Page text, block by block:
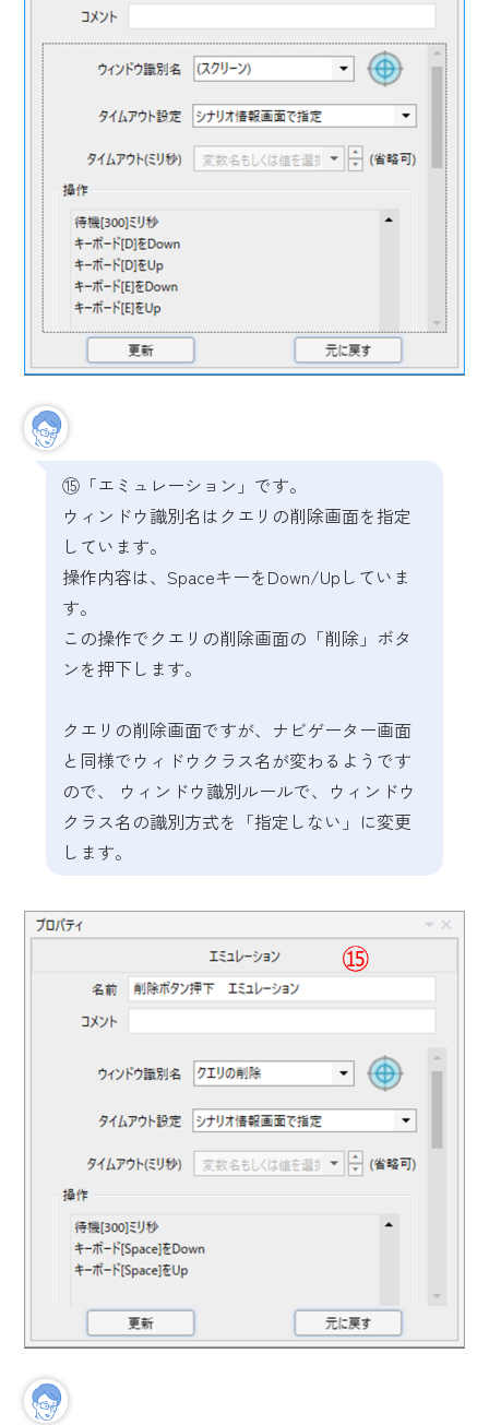
⑮「エミュレーション」です。
ウィンドウ識別名はクエリの削除画面を指定
しています。
操作内容は、SpaceキーをDown/Upしていま
す。
この操作でクエリの削除画面の「削除」ボタ
ンを押下します。
クエリの削除画面ですが、ナビゲーター画面
と同様でウィドウクラス名が変わるようです
ので、 ウィンドウ識別ルールで、ウィンドウ
クラス名の識別方式を「指定しない」に変更
します。